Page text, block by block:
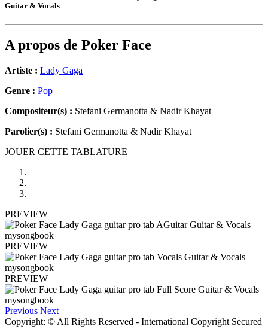
Guitar & Vocals
A propos de Poker Face
Artiste : Lady Gaga
Genre : Pop
Compositeur(s) : Stefani Germanotta & Nadir Khayat
Parolier(s) : Stefani Germanotta & Nadir Khayat
JOUER CETTE TABLATURE
PREVIEW
PREVIEW
PREVIEW
Previous Next
Copyright: © All Rights Reserved - International Copyright Secured